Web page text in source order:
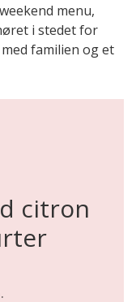
menu,
i stedet for
familien og et
citron